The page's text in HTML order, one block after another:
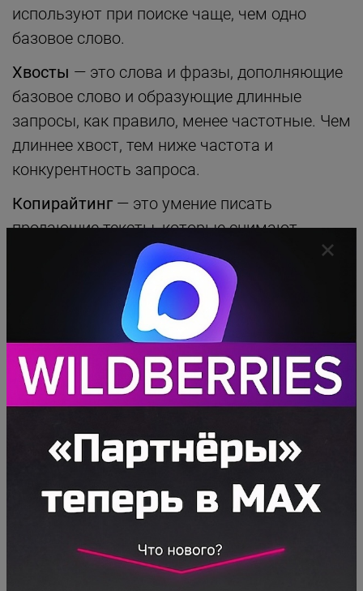
используют при поиске чаще, чем одно
базовое слово.
Хвосты — это слова и фразы, дополняющие
базовое слово и образующие длинные
запросы, как правило, менее частотные. Чем
длиннее хвост, тем ниже частота и
конкурентность запроса.
Копирайтинг— это умение писать
продающие тексты, которые снимают
вопросы и возражения целевой аудитории,
правильным образом презентуют товар и
стимулируют клиентов совершать покупки.
— это группа поисковых запросов,
объединённых по определённым
особенностям и принципам.
нескольких кластеров.
Категория товара
— это группа предметов,
объединённых общими признаками.
Категория состоит из нескольких
подкатегорий. Подкатегории, в свою очередь,
включают в себя конкретные предметы.